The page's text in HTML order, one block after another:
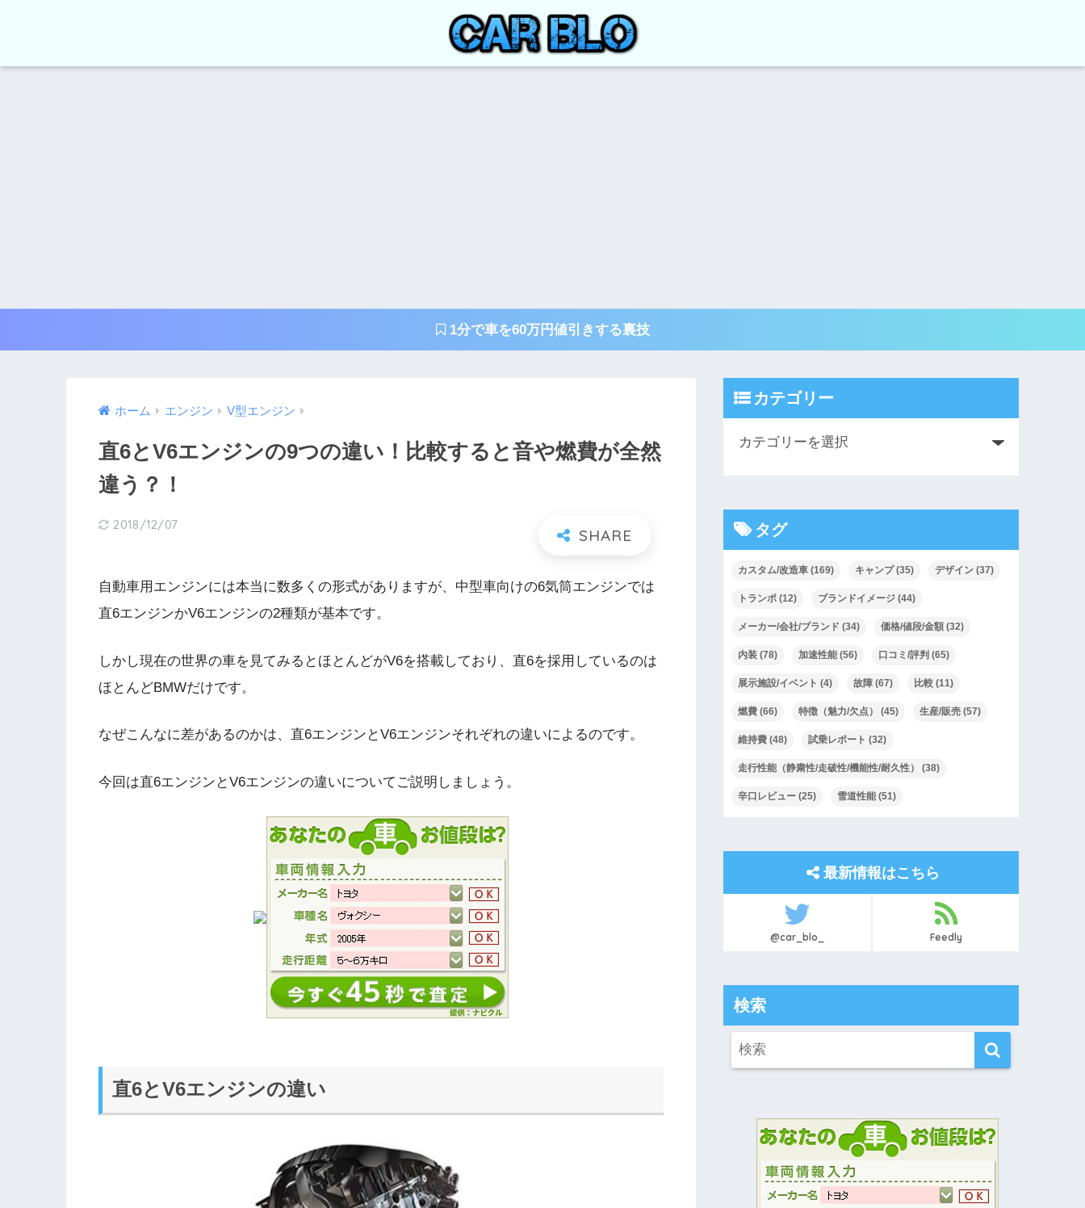
1分で車を60万円値引きする裏技
ホーム エンジン V型エンジン
直6とV6エンジンの9つの違い！比較すると音や燃費が全然
違う？！
2018/12/07
自動車用エンジンには本当に数多くの形式がありますが、中型車向けの6気筒エンジンでは
直6エンジンかV6エンジンの2種類が基本です。
しかし現在の世界の車を見てみるとほとんどがV6を搭載しており、直6を採用しているのは
ほとんどBMWだけです。
なぜこんなに差があるのかは、直6エンジンとV6エンジンそれぞれの違いによるのです。
今回は直6エンジンとV6エンジンの違いについてご説明しましょう。
直6とV6エンジンの違い
カテゴリー
タグ
カスタム/改造車 (169) キャンプ(35) デザイン (37)
トランポ (12) ブランドイメージ (44)
メーカー/会社/ブランド (34) 価格/値段/金額 (32)
内装 (78) 加速性能 (56) 口コミ/評判 (65)
展示施設/イベント (4) 故障 (67) 比較 (11)
燃費 (66) 特徴（魅力/欠点） (45) 生産/販売 (57)
維持費 (48) 試乗レポート (32)
走行性能（静粛性/走破性/機能性/耐久性） (38)
辛口レビュー (25) 雪道性能 (51)
最新情報はこちら
@car_blo_ Feedly
検索